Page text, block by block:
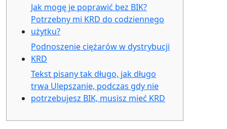
Jak mogę je poprawić bez BIK?
Potrzebny mi KRD do codziennego
użytku?
Podnoszenie ciężarów w dystrybucji
KRD
Tekst pisany tak długo, jak długo
trwa Ulepszanie, podczas gdy nie
potrzebujesz BIK, musisz mieć KRD